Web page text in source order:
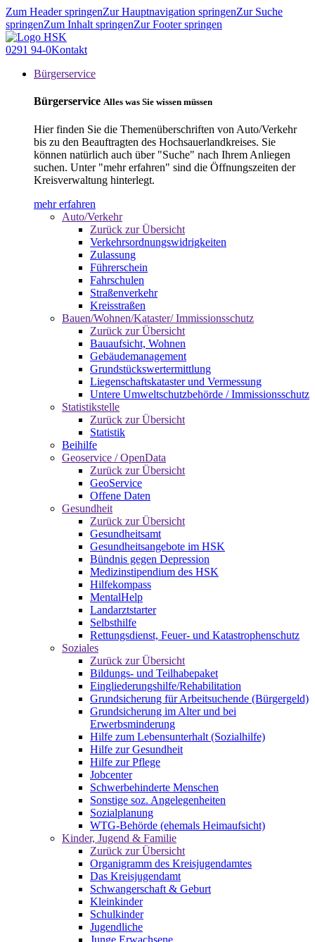
Zum Header springenZur Hauptnavigation springenZur Suche
springenZum Inhalt springenZur Footer springen
0291 94-0Kontakt
Bürgerservice
Bürgerservice Alles was Sie wissen müssen
Hier finden Sie die Themenüberschriften von Auto/Verkehr
bis zu den Beauftragten des Hochsauerlandkreises. Sie
können natürlich auch über "Suche" nach Ihrem Anliegen
suchen. Unter "mehr erfahren" sind die Öffnungszeiten der
Kreisverwaltung hinterlegt.
mehr erfahren
Auto/Verkehr
Zurück zur Übersicht
Verkehrsordnungswidrigkeiten
Zulassung
Führerschein
Fahrschulen
Straßenverkehr
Kreisstraßen
Bauen/Wohnen/Kataster/ Immissionsschutz
Zurück zur Übersicht
Bauaufsicht, Wohnen
Gebäudemanagement
Grundstückswertermittlung
Liegenschaftskataster und Vermessung
Untere Umweltschutzbehörde / Immissionsschutz
Statistikstelle
Zurück zur Übersicht
Statistik
Beihilfe
Geoservice / OpenData
Zurück zur Übersicht
GeoService
Offene Daten
Gesundheit
Zurück zur Übersicht
Gesundheitsamt
Gesundheitsangebote im HSK
Bündnis gegen Depression
Medizinstipendium des HSK
Hilfekompass
MentalHelp
Landarztstarter
Selbsthilfe
Rettungsdienst, Feuer- und Katastrophenschutz
Soziales
Zurück zur Übersicht
Bildungs- und Teilhabepaket
Eingliederungshilfe/Rehabilitation
Grundsicherung für Arbeitsuchende (Bürgergeld)
Grundsicherung im Alter und bei
Erwerbsminderung
Hilfe zum Lebensunterhalt (Sozialhilfe)
Hilfe zur Gesundheit
Hilfe zur Pflege
Jobcenter
Schwerbehinderte Menschen
Sonstige soz. Angelegenheiten
Sozialplanung
WTG-Behörde (ehemals Heimaufsicht)
Kinder, Jugend & Familie
Zurück zur Übersicht
Organigramm des Kreisjugendamtes
Das Kreisjugendamt
Schwangerschaft & Geburt
Kleinkinder
Schulkinder
Jugendliche
Junge Erwachsene